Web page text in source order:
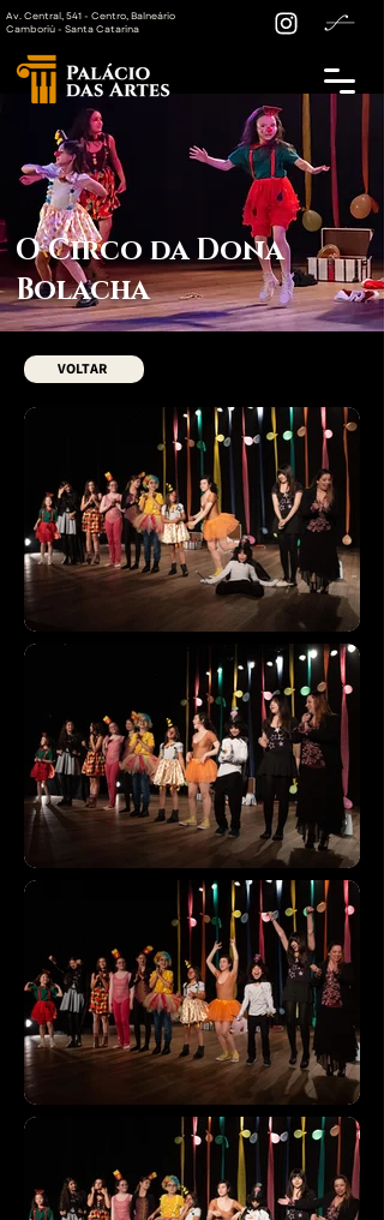
Av. Central, 541 - Centro, Balneário
Camboriú - Santa Catarina
O Circo da Dona
Bolacha
VOLTAR